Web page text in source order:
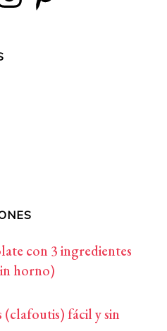
con 3 ingredientes
horno)
(clafoutis) fácil y sin